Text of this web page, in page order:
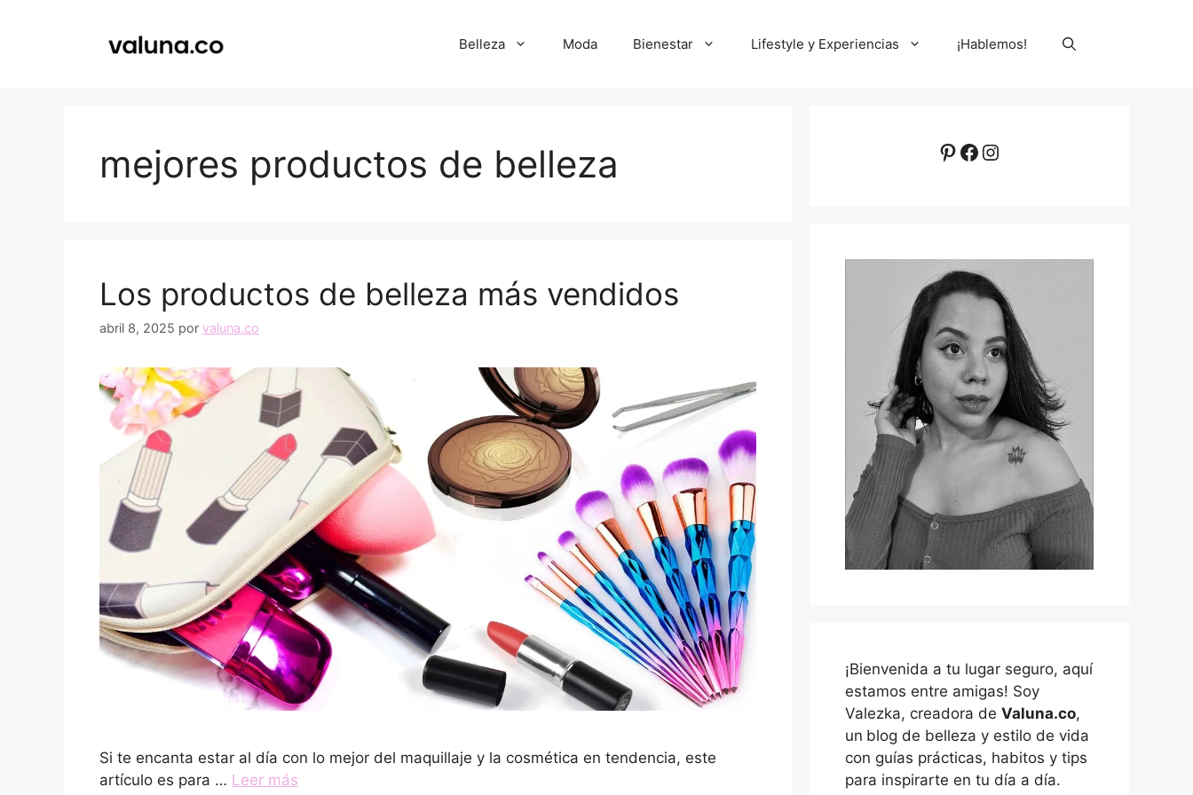
Belleza Moda Bienestar Lifestyle y Experiencias ¡Hablemos!
mejores productos de belleza
Los productos de belleza más vendidos
abril 8, 2025 por valuna.co
Si te encanta estar al día con lo mejor del maquillaje y la cosmética en tendencia, este
artículo es para … Leer más
Pinterest
Facebook
Instagram
¡Bienvenida a tu lugar seguro, aquí
estamos entre amigas! Soy
Valezka, creadora de Valuna.co,
un blog de belleza y estilo de vida
con guías prácticas, habitos y tips
para inspirarte en tu día a día.